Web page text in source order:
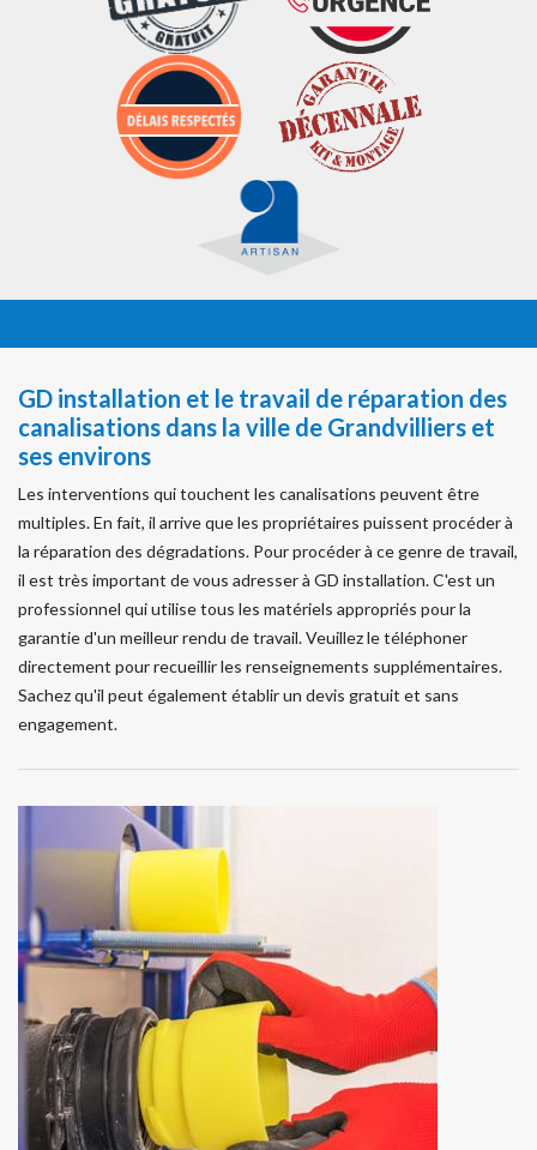
GD installation et le travail de réparation des
canalisations dans la ville de Grandvilliers et
ses environs
Les interventions qui touchent les canalisations peuvent être
multiples. En fait, il arrive que les propriétaires puissent procéder à
la réparation des dégradations. Pour procéder à ce genre de travail,
il est très important de vous adresser à GD installation. C'est un
professionnel qui utilise tous les matériels appropriés pour la
garantie d'un meilleur rendu de travail. Veuillez le téléphoner
directement pour recueillir les renseignements supplémentaires.
Sachez qu'il peut également établir un devis gratuit et sans
engagement.